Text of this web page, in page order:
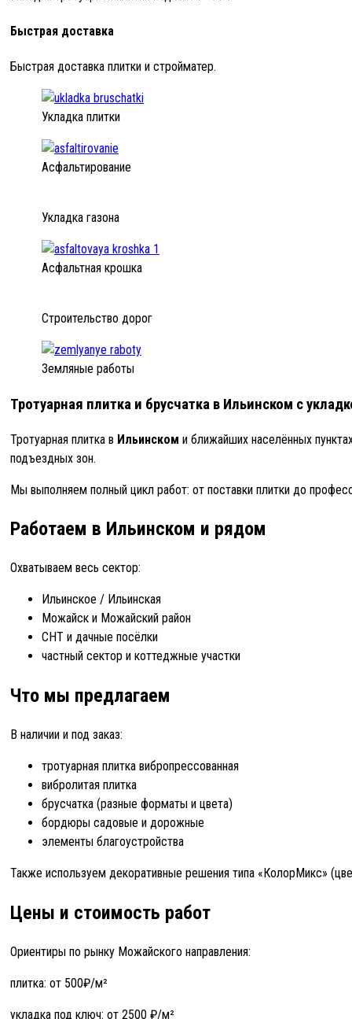
Быстрая доставка
Быстрая доставка плитки и стройматер.
Укладка плитки
Асфальтирование
Укладка газона
Асфальтная крошка
Строительство дорог
Земляные работы
Тротуарная плитка и брусчатка в Ильинском с
Тротуарная плитка в Ильинском и ближайших населённых
подъездных зон.
Мы выполняем полный цикл работ: от поставки плитки до
Работаем в Ильинском и рядом
Охватываем весь сектор:
Ильинское / Ильинская
Можайск и Можайский район
СНТ и дачные посёлки
частный сектор и коттеджные участки
Что мы предлагаем
В наличии и под заказ:
тротуарная плитка вибропрессованная
вибролитая плитка
брусчатка (разные форматы и цвета)
бордюры садовые и дорожные
элементы благоустройства
Также используем декоративные решения типа «КолорМикс»
Цены и стоимость работ
Ориентиры по рынку Можайского направления:
плитка: от 500₽/м²
укладка под ключ: от 2500 ₽/м²